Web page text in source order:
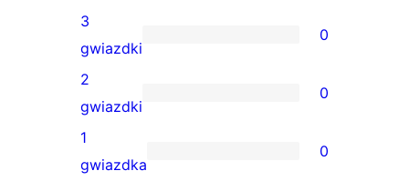
gwiazdkowe
recenzji
4-
gwiazdkowych
0
recenzji
3-
gwiazdkowych
3
gwiazdki
0
0
recenzji
2-
2
gwiazdki
0
0
1
gwiazdka
0